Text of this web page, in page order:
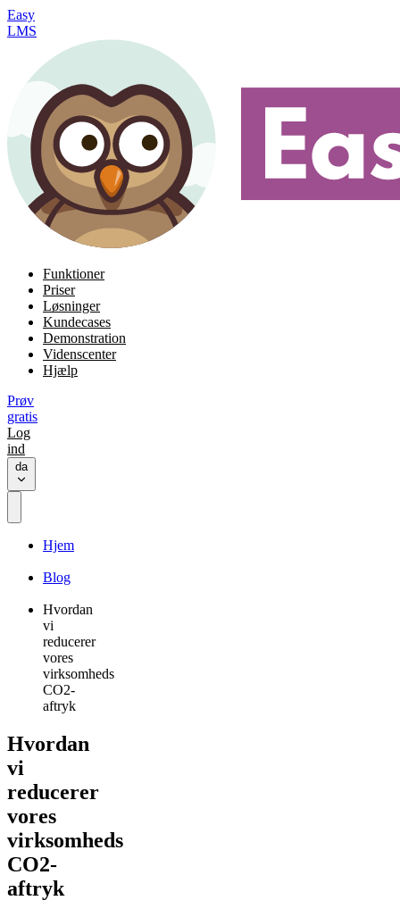
Easy
LMS
Funktioner
Priser
Løsninger
Kundecases
Demonstration
Videnscenter
Hjælp
Prøv
gratis
Log
ind
da
Hjem
Blog
Hvordan
vi
reducerer
vores
virksomheds
CO2-
aftryk
Hvordan
vi
reducerer
vores
virksomheds
CO2-
aftryk